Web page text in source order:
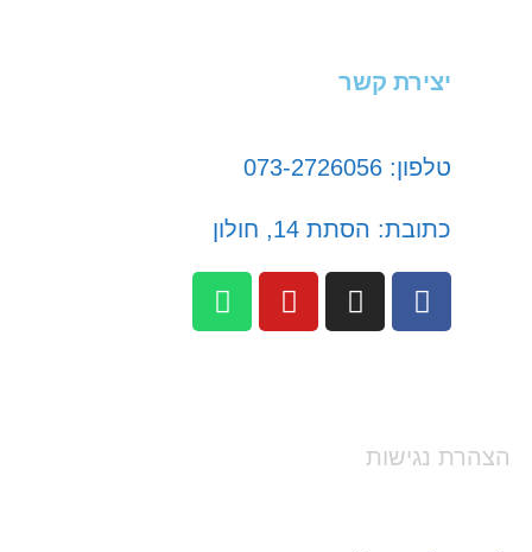
יצירת קשר
טלפון: 073-2726056
כתובת: הסתת 14, חולון
הצהרת נגישות